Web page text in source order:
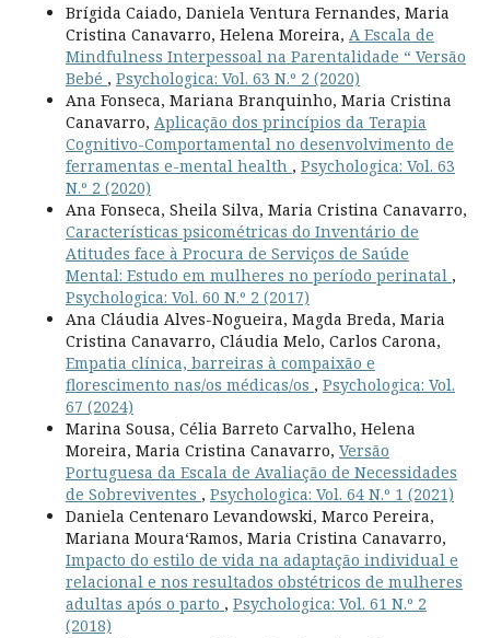
Brígida Caiado, Daniela Ventura Fernandes, Maria
Cristina Canavarro, Helena Moreira, A Escala de
Mindfulness Interpessoal na Parentalidade “ Versão
Bebé , Psychologica: Vol. 63 N.º 2 (2020)
Ana Fonseca, Mariana Branquinho, Maria Cristina
Canavarro, Aplicação dos princípios da Terapia
Cognitivo-Comportamental no desenvolvimento de
ferramentas e-mental health , Psychologica: Vol. 63
N.º 2 (2020)
Ana Fonseca, Sheila Silva, Maria Cristina Canavarro,
Características psicométricas do Inventário de
Atitudes face à Procura de Serviços de Saúde
Mental: Estudo em mulheres no período perinatal ,
Psychologica: Vol. 60 N.º 2 (2017)
Ana Cláudia Alves-Nogueira, Magda Breda, Maria
Cristina Canavarro, Cláudia Melo, Carlos Carona,
Empatia clínica, barreiras à compaixão e
florescimento nas/os médicas/os , Psychologica: Vol.
67 (2024)
Marina Sousa, Célia Barreto Carvalho, Helena
Moreira, Maria Cristina Canavarro, Versão
Portuguesa da Escala de Avaliação de Necessidades
de Sobreviventes , Psychologica: Vol. 64 N.º 1 (2021)
Daniela Centenaro Levandowski, Marco Pereira,
Mariana Moura­‘Ramos, Maria Cristina Canavarro,
Impacto do estilo de vida na adaptação individual e
relacional e nos resultados obstétricos de mulheres
adultas após o parto , Psychologica: Vol. 61 N.º 2
(2018)